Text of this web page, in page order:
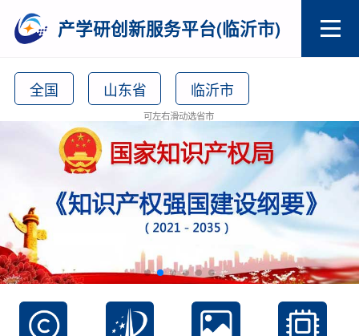
产学研创新服务平台(临沂市)
全国 山东省 临沂市
可左右滑动选省市